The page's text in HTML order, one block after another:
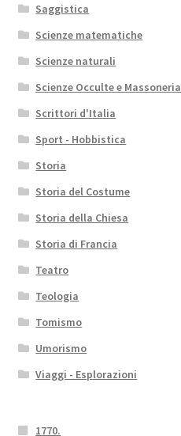
Saggistica
Scienze matematiche
Scienze naturali
Scienze Occulte e Massoneria
Scrittori d'Italia
Sport - Hobbistica
Storia
Storia del Costume
Storia della Chiesa
Storia di Francia
Teatro
Teologia
Tomismo
Umorismo
Viaggi - Esplorazioni
1770.